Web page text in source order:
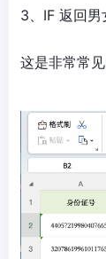
3、IF 返回男
这是非常常